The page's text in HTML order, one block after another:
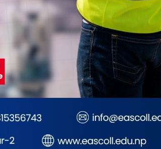
सफाई कार्यलाई
कार्यान्वयनमा
नालामा फोहोर
निर्माणको
शुरु हुन सकेन । एक
संचालनको काम अघि बढ्न